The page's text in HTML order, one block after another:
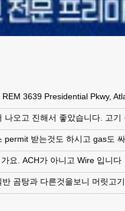
3639 Presidential Pkwy,
나오고 진해서 좋았습니다. 고
permit 받는것도 하시고 gas도
요. ACH가 아니고 Wire 입니다
곰탕과 다른것을보니 머릿고